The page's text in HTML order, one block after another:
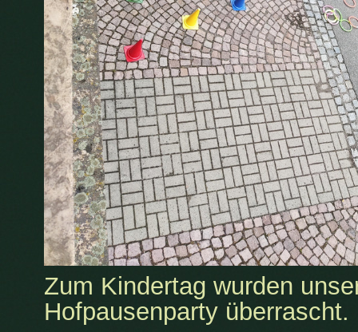
Zum Kindertag wurden
Hofpausenparty überrascht.